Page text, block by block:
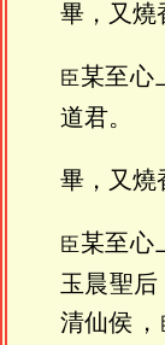
畢，又燒
臣某至心
道君。
畢，又燒
臣某至心
玉晨聖
清仙侯，